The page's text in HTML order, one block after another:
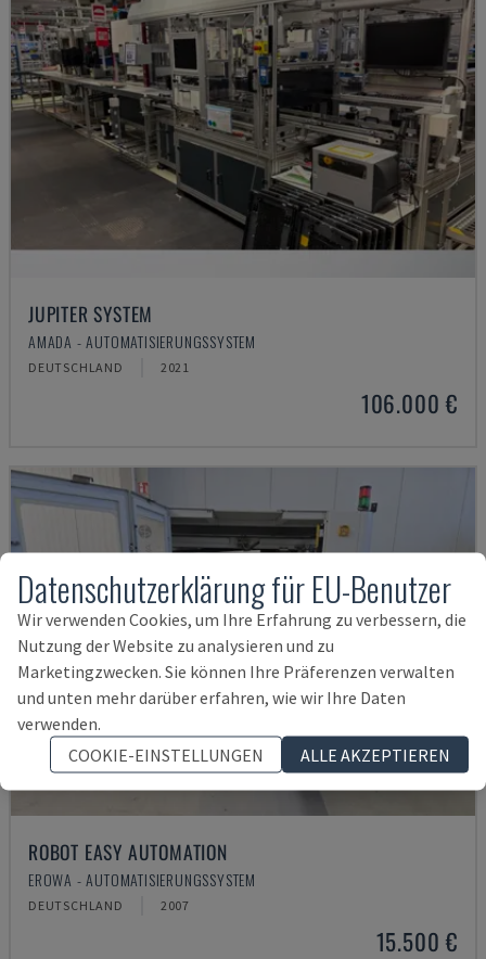
JUPITER SYSTEM
AMADA - AUTOMATISIERUNGSSYSTEM
DEUTSCHLAND 2021
106.000 €
ROBOT EASY AUTOMATION
EROWA - AUTOMATISIERUNGSSYSTEM
DEUTSCHLAND 2007
15.500 €
Datenschutzerklärung für EU-Benutzer
Wir verwenden Cookies, um Ihre Erfahrung zu verbessern, die
Nutzung der Website zu analysieren und zu
Marketingzwecken. Sie können Ihre Präferenzen verwalten
und unten mehr darüber erfahren, wie wir Ihre Daten
verwenden.
COOKIE-EINSTELLUNGEN
ALLE AKZEPTIEREN